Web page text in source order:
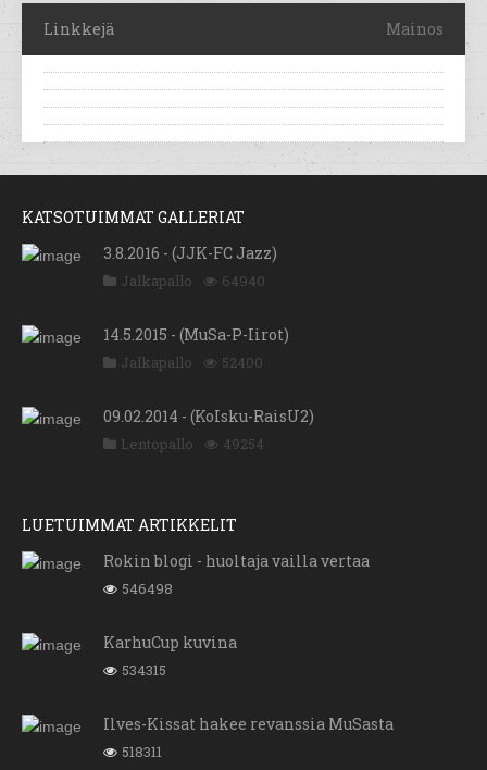
Linkkejä Mainos
KATSOTUIMMAT GALLERIAT
3.8.2016 - (JJK-FC Jazz)
Jalkapallo 64940
14.5.2015 - (MuSa-P-Iirot)
Jalkapallo 52400
09.02.2014 - (KoIsku-RaisU2)
Lentopallo 49254
LUETUIMMAT ARTIKKELIT
Rokin blogi - huoltaja vailla vertaa
546498
KarhuCup kuvina
534315
Ilves-Kissat hakee revanssia MuSasta
518311